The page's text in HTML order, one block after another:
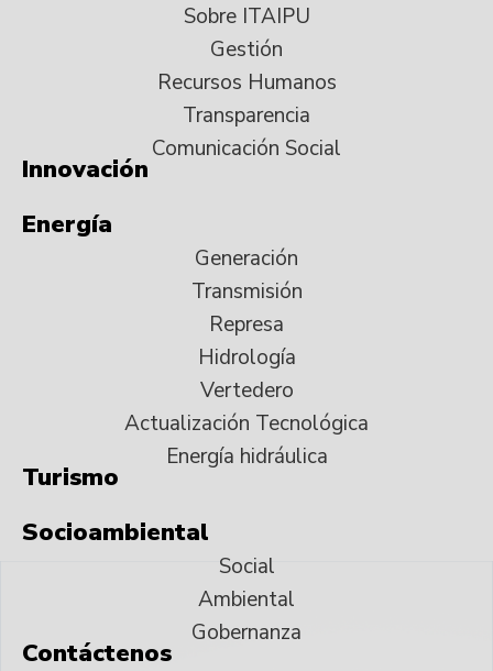
Sobre ITAIPU
Gestión
Recursos Humanos
Transparencia
Comunicación Social
Innovación
Energía
Generación
Transmisión
Represa
Hidrología
Vertedero
Actualización Tecnológica
Energía hidráulica
Turismo
Socioambiental
Social
Ambiental
Gobernanza
Contáctenos